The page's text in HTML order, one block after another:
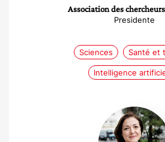
Association des
Presidente
Sciences Santé et
Intelligence
Rym